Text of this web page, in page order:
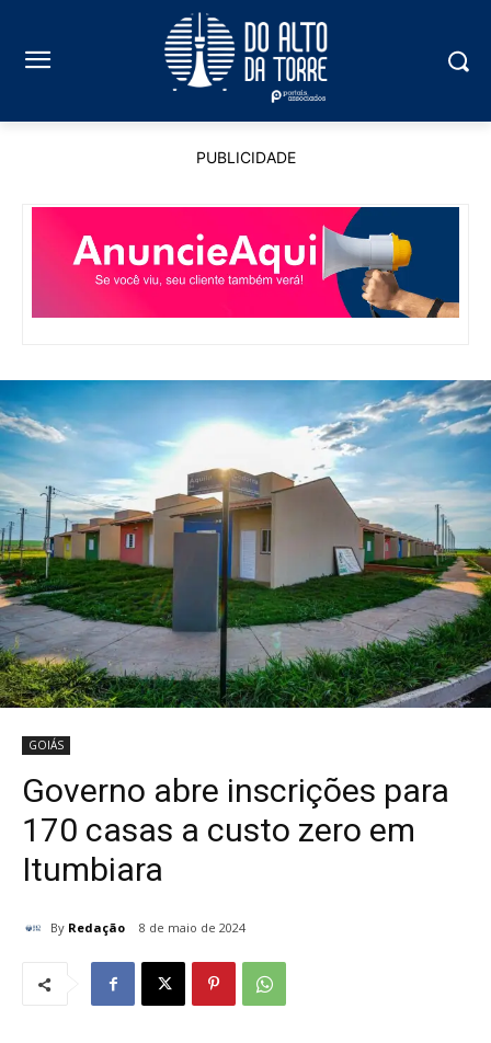
PUBLICIDADE
GOIÁS
Governo abre inscrições para
170 casas a custo zero em
Itumbiara
By Redação 8 de maio de 2024